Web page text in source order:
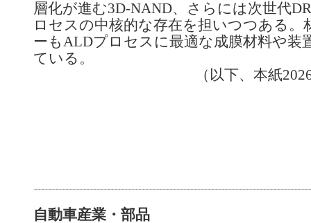
層化が進む3D-NAND、さらには次世代
ロセスの中核的な存在を担いつつある。
ーもALDプロセスに最適な成膜材料や装
ている。
（以下、本紙
自動車産業・部品